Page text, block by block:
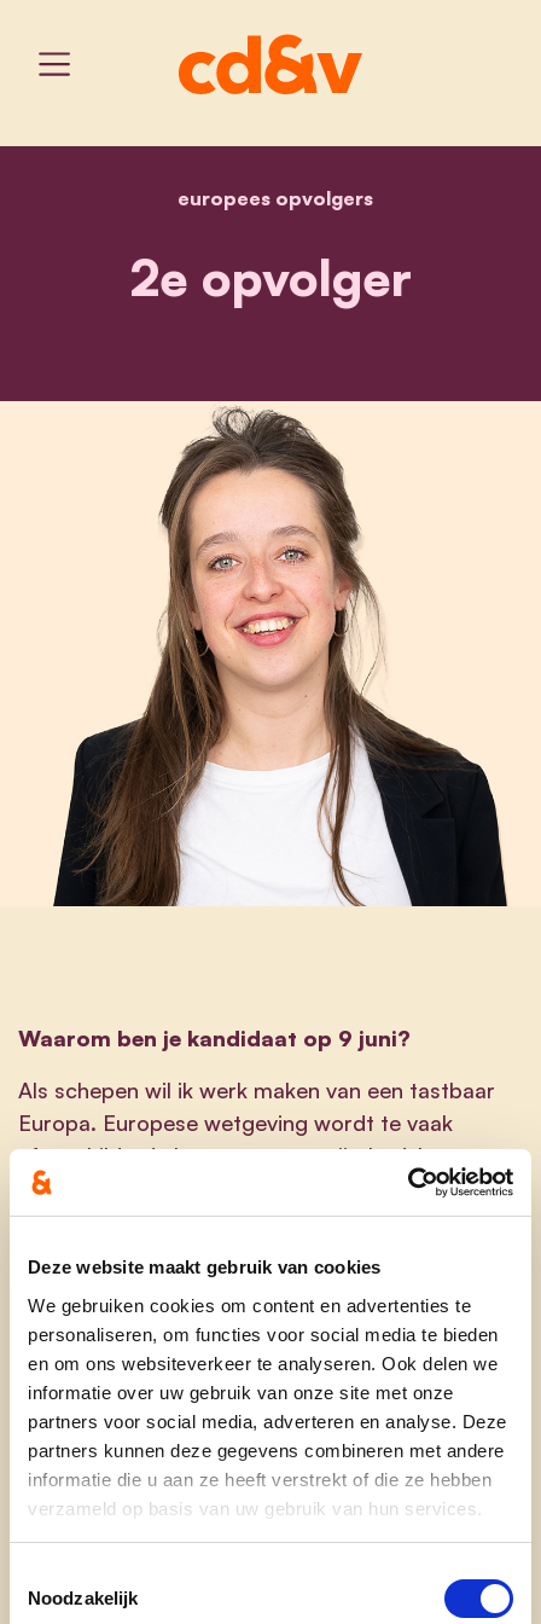
Deze website maakt gebruik van cookies
We gebruiken cookies om content en advertenties te
personaliseren, om functies voor social media te bieden
en om ons websiteverkeer te analyseren. Ook delen we
informatie over uw gebruik van onze site met onze
partners voor social media, adverteren en analyse. Deze
partners kunnen deze gegevens combineren met andere
informatie die u aan ze heeft verstrekt of die ze hebben
verzameld op basis van uw gebruik van hun services.
Noodzakelijk
home
europees opvolgersnathalie lambrecht
2e opvolger
Waarom ben je kandidaat op 9 juni?
Als schepen wil ik werk maken van een tastbaar
Europa. Europese wetgeving wordt te vaak
afgeschilderd als een ver-van-mijn-bedshow.
Hoogtijd voor een duidelijke vertaalslag naar het
lokale niveau.
Wie ben je in enkele woorden?
Enthousiast
Europa
Spreeuw
Nieuwsgierig
Wat is je favoriete plekje in onze provincie?